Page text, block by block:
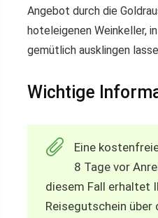
Angebot durch die
hoteleigenen Weinkeller,
gemütlich ausklingen
Wichtige
Eine
8 Tage vor
diesem Fall erhaltet
Reisegutschein über